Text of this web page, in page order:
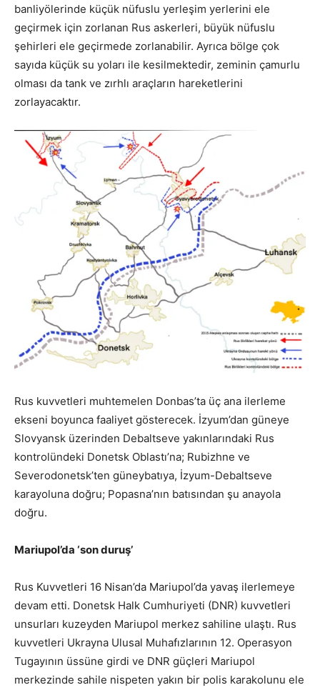
banliyölerinde küçük nüfuslu yerleşim yerlerini ele
geçirmek için zorlanan Rus askerleri, büyük nüfuslu
şehirleri ele geçirmede zorlanabilir. Ayrıca bölge çok
sayıda küçük su yoları ile kesilmektedir, zeminin çamurlu
olması da tank ve zırhlı araçların hareketlerini
zorlayacaktır.
Rus kuvvetleri muhtemelen Donbas’ta üç ana ilerleme
ekseni boyunca faaliyet gösterecek. İzyum’dan güneye
Slovyansk üzerinden Debaltseve yakınlarındaki Rus
kontrolündeki Donetsk Oblastı’na; Rubizhne ve
Severodonetsk’ten güneybatıya, İzyum-Debaltseve
karayoluna doğru; Popasna’nın batısından şu anayola
doğru.
Mariupol’da ‘son duruş’
Rus Kuvvetleri 16 Nisan’da Mariupol’da yavaş ilerlemeye
devam etti. Donetsk Halk Cumhuriyeti (DNR) kuvvetleri
unsurları kuzeyden Mariupol merkez sahiline ulaştı. Rus
kuvvetleri Ukrayna Ulusal Muhafızlarının 12. Operasyon
Tugayının üssüne girdi ve DNR güçleri Mariupol
merkezinde sahile nispeten yakın bir polis karakolunu ele